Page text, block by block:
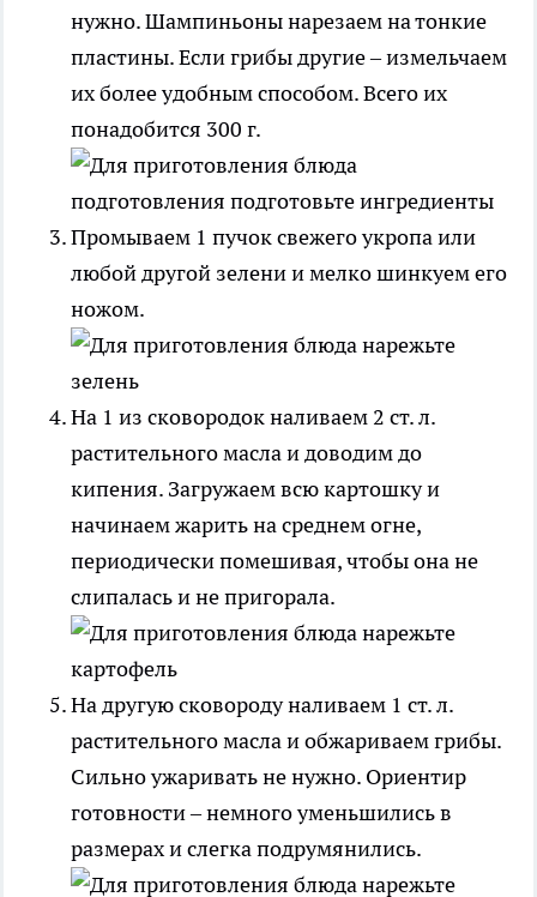
нужно. Шампиньоны нарезаем на тонкие
пластины. Если грибы другие – измельчаем
их более удобным способом. Всего их
понадобится 300 г.
Промываем 1 пучок свежего укропа или
любой другой зелени и мелко шинкуем его
ножом.
На 1 из сковородок наливаем 2 ст. л.
растительного масла и доводим до
кипения. Загружаем всю картошку и
начинаем жарить на среднем огне,
периодически помешивая, чтобы она не
слипалась и не пригорала.
На другую сковороду наливаем 1 ст. л.
растительного масла и обжариваем грибы.
Сильно ужаривать не нужно. Ориентир
готовности – немного уменьшились в
размерах и слегка подрумянились.